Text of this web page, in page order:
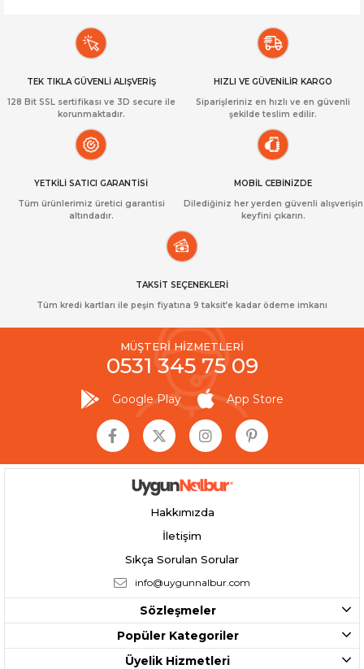
TEK TIKLA GÜVENLİ ALIŞVERİŞ
128 Bit SSL sertifikası ve 3D secure ile
korunmaktadır.
HIZLI VE GÜVENİLİR KARGO
Siparişleriniz en hızlı ve en güvenli
şekilde teslim edilir.
YETKİLİ SATICI GARANTİSİ
Tüm ürünlerimiz üretici garantisi
altındadır.
MOBİL CEBİNİZDE
Dilediğiniz her yerden güvenli alışverişin
keyfini çıkarın.
TAKSİT SEÇENEKLERİ
Tüm kredi kartları ile peşin fiyatına 9 taksit’e kadar ödeme imkanı
MÜŞTERİ HİZMETLERİ
0531 345 75 09
Google Play App Store
Hakkımızda
İletişim
Sıkça Sorulan Sorular
info@uygunnalbur.com
Sözleşmeler
Popüler Kategoriler
Üyelik Hizmetleri